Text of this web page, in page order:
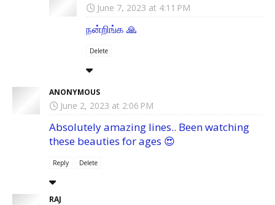
June 7, 2023 at 4:11 PM
நன்றிங்க 🙏
Delete
ANONYMOUS
June 2, 2023 at 2:06 PM
Absolutely amazing lines.. Been watching
these beauties for ages 😍
Reply Delete
RAJ